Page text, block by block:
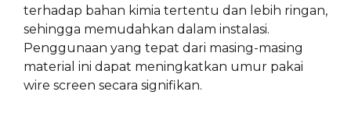
terhadap bahan kimia tertentu dan lebih ringan,
sehingga memudahkan dalam instalasi.
Penggunaan yang tepat dari masing-masing
material ini dapat meningkatkan umur pakai
wire screen secara signifikan.